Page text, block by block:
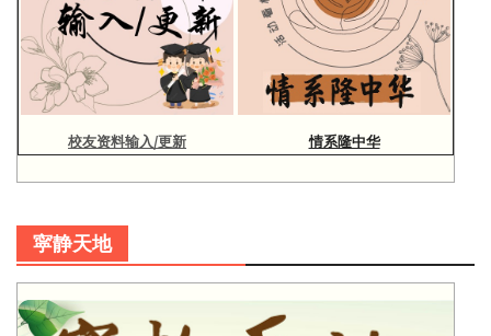
校友资料输入/更新 情系隆中华
寜静天地